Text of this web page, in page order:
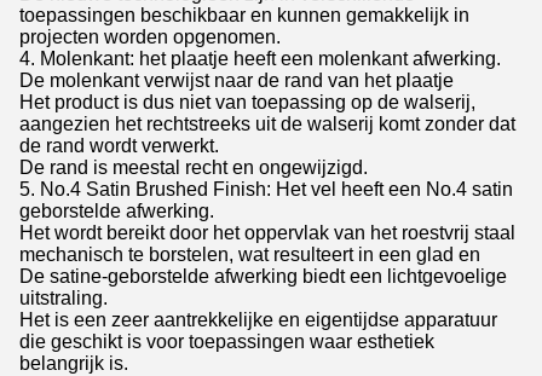
toepassingen beschikbaar en kunnen gemakkelijk in
projecten worden opgenomen.
4. Molenkant: het plaatje heeft een molenkant afwerking.
De molenkant verwijst naar de rand van het plaatje
Het product is dus niet van toepassing op de walserij,
aangezien het rechtstreeks uit de walserij komt zonder dat
de rand wordt verwerkt.
De rand is meestal recht en ongewijzigd.
5. No.4 Satin Brushed Finish: Het vel heeft een No.4 satin
geborstelde afwerking.
Het wordt bereikt door het oppervlak van het roestvrij staal
mechanisch te borstelen, wat resulteert in een glad en
De satine-geborstelde afwerking biedt een lichtgevoelige
uitstraling.
Het is een zeer aantrekkelijke en eigentijdse apparatuur
die geschikt is voor toepassingen waar esthetiek
belangrijk is.